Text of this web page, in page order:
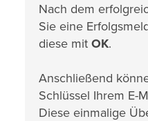
Nach dem
Sie eine
diese mit OK.
Anschließend
Schlüssel Ihrem E-
Diese einmalige